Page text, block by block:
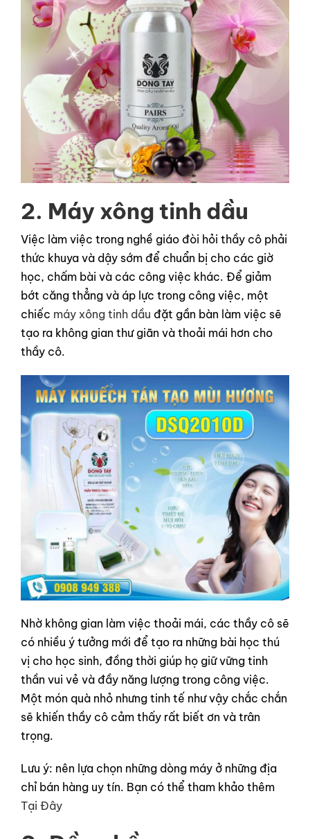
2. Máy xông tinh dầu
Việc làm việc trong nghề giáo đòi hỏi thầy cô phải
thức khuya và dậy sớm để chuẩn bị cho các giờ
học, chấm bài và các công việc khác. Để giảm
bớt căng thẳng và áp lực trong công việc, một
chiếc máy xông tinh dầu đặt gần bàn làm việc sẽ
tạo ra không gian thư giãn và thoải mái hơn cho
thầy cô.
Nhờ không gian làm việc thoải mái, các thầy cô sẽ
có nhiều ý tưởng mới để tạo ra những bài học thú
vị cho học sinh, đồng thời giúp họ giữ vững tinh
thần vui vẻ và đầy năng lượng trong công việc.
Một món quà nhỏ nhưng tinh tế như vậy chắc chắn
sẽ khiến thầy cô cảm thấy rất biết ơn và trân
trọng.
Lưu ý: nên lựa chọn những dòng máy ở những địa
chỉ bán hàng uy tín. Bạn có thể tham khảo thêm
Tại Đây